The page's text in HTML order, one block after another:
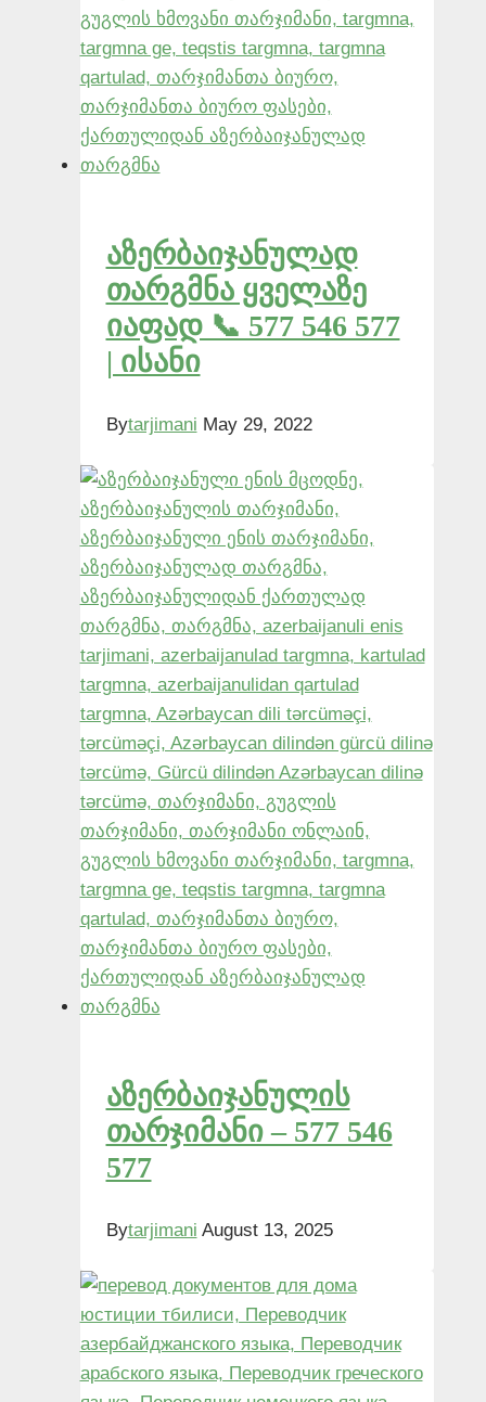
აზერბაიჯანულად
თარგმნა ყველაზე
იაფად 📞 577 546 577
| ისანი
Bytarjimani May 29, 2022
აზერბაიჯანულის
თარჯიმანი – 577 546
577
Bytarjimani August 13, 2025